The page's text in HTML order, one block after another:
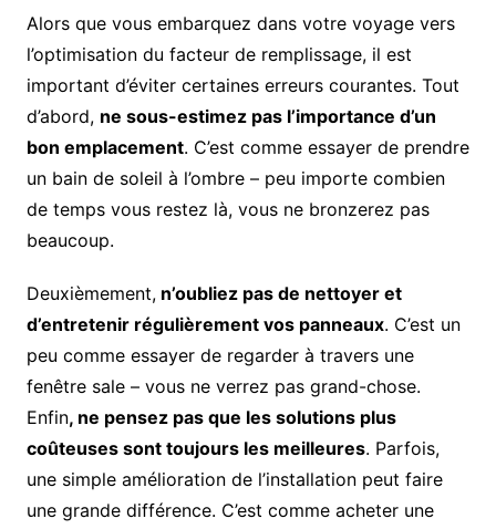
Alors que vous embarquez dans votre voyage vers
l’optimisation du facteur de remplissage, il est
important d’éviter certaines erreurs courantes. Tout
d’abord, ne sous-estimez pas l’importance d’un
bon emplacement. C’est comme essayer de prendre
un bain de soleil à l’ombre – peu importe combien
de temps vous restez là, vous ne bronzerez pas
beaucoup.
Deuxièmement,n’oubliez pas de nettoyer et
d’entretenir régulièrement vos panneaux. C’est un
peu comme essayer de regarder à travers une
fenêtre sale – vous ne verrez pas grand-chose.
Enfin, ne pensez pas que les solutions plus
coûteuses sont toujours les meilleures. Parfois,
une simple amélioration de l’installation peut faire
une grande différence. C’est comme acheter une